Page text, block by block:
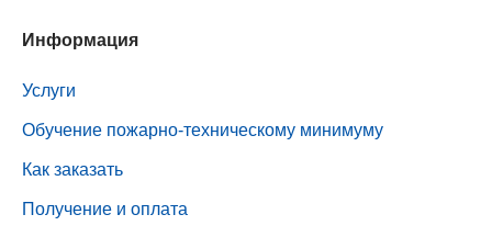
Информация
Услуги
Обучение пожарно-техническому минимуму
Как заказать
Получение и оплата